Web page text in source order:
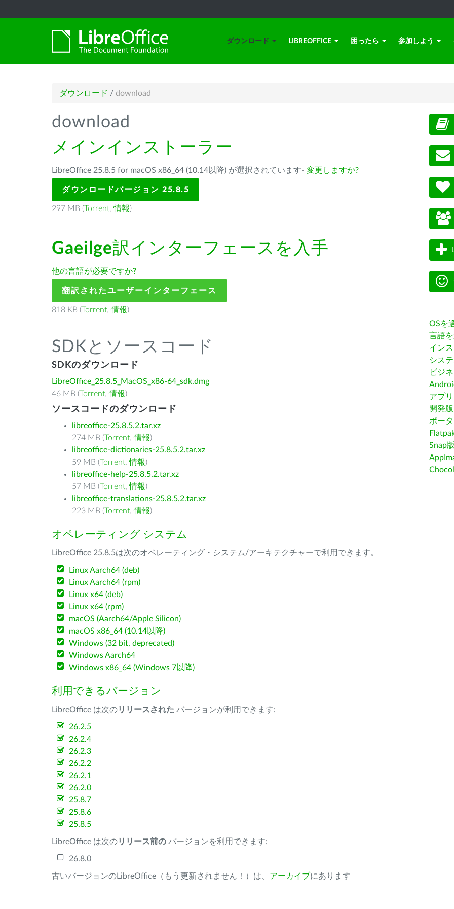
ダウンロード LIBREOFFICE 困ったら 参加しよう
ダウンロード / download
download
メインインストーラー
LibreOffice 25.8.5 for macOS x86_64 (10.14以降) が選択されています- 変更しますか?
ダウンロードバージョン 25.8.5
297 MB (Torrent,情報)
Gaeilge訳インターフェースを入手
他の言語が必要ですか?
翻訳されたユーザーインターフェース
818 KB (Torrent,情報)
SDKとソースコード
SDKのダウンロード
LibreOffice_25.8.5_MacOS_x86-64_sdk.dmg
46 MB (Torrent,情報)
ソースコードのダウンロード
libreoffice-25.8.5.2.tar.xz
274 MB (Torrent,情報)
libreoffice-dictionaries-25.8.5.2.tar.xz
59 MB (Torrent,情報)
libreoffice-help-25.8.5.2.tar.xz
57 MB (Torrent,情報)
libreoffice-translations-25.8.5.2.tar.xz
223 MB (Torrent,情報)
オペレーティング システム
LibreOffice 25.8.5は次のオペレーティング・システム/アーキテクチャーで利用できます。
Linux Aarch64 (deb)
Linux Aarch64 (rpm)
Linux x64 (deb)
Linux x64 (rpm)
macOS (Aarch64/Apple Silicon)
macOS x86_64 (10.14以降)
Windows (32 bit, deprecated)
Windows Aarch64
Windows x86_64 (Windows 7以降)
利用できるバージョン
LibreOffice は次のリリースされた バージョンが利用できます:
26.2.5
26.2.4
26.2.3
26.2.2
26.2.1
26.2.0
25.8.7
25.8.6
25.8.5
LibreOffice は次のリリース前の バージョンを利用できます:
26.8.0
古いバージョンのLibreOffice（もう更新されません！）は、 アーカイブにあります
OSを
言語
イン
シス
ビジ
アプ
開発版
ポー
Snap版